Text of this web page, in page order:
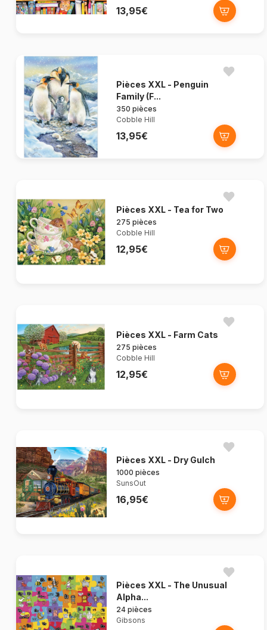
13,95€
Pièces XXL - Penguin
Family (F...
350 pièces
Cobble Hill
13,95€
Pièces XXL - Tea for Two
275 pièces
Cobble Hill
12,95€
Pièces XXL - Farm Cats
275 pièces
Cobble Hill
12,95€
Pièces XXL - Dry Gulch
1000 pièces
SunsOut
16,95€
Pièces XXL - The Unusual
Alpha...
24 pièces
Gibsons